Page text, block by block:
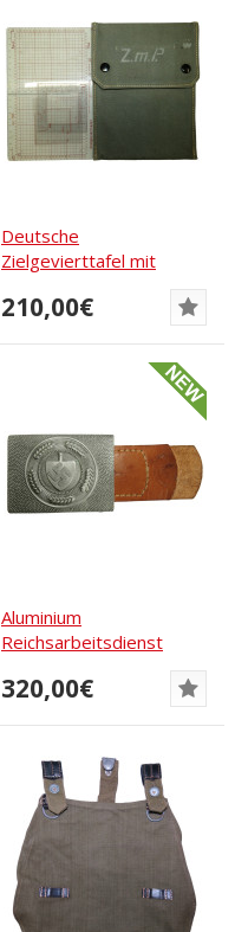
Deutsche
Zielgevierttafel mit
210,00€
Aluminium
Reichsarbeitsdienst
Koppelschloss J.M.O.39
von...
320,00€